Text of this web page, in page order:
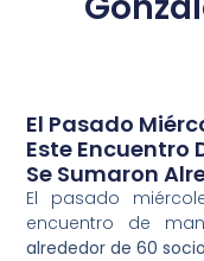
El Pasado
Este Encuentro
Se Sumaron
El pasado
encuentro de
alrededor de 60